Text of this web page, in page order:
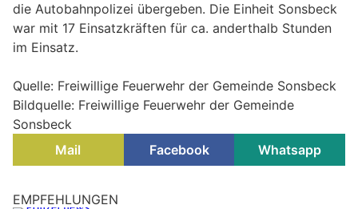
die Autobahnpolizei übergeben. Die Einheit Sonsbeck
war mit 17 Einsatzkräften für ca. anderthalb Stunden
im Einsatz.
Quelle: Freiwillige Feuerwehr der Gemeinde Sonsbeck
Bildquelle: Freiwillige Feuerwehr der Gemeinde
Sonsbeck
Mail
Facebook Whatsapp
EMPFEHLUNGEN